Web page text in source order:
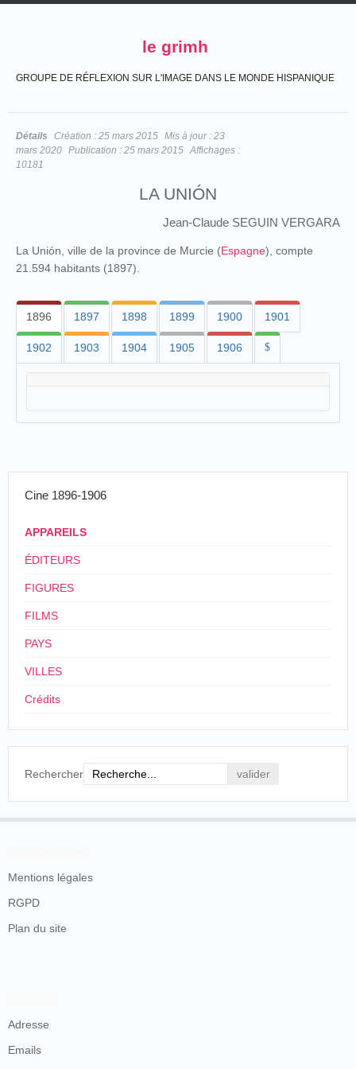
le grimh
GROUPE DE RÉFLEXION SUR L'IMAGE DANS LE MONDE HISPANIQUE
Détails Création : 25 mars 2015 Mis à jour : 23
mars 2020 Publication : 25 mars 2015 Affichages :
10181
LA UNIÓN
Jean-Claude SEGUIN VERGARA
La Unión, ville de la province de Murcie (Espagne), compte
21.594 habitants (1897).
1896 1897 1898 1899 1900 1901
1902 1903 1904 1905 1906 $
Cine 1896-1906
APPAREILS
ÉDITEURS
FIGURES
FILMS
PAYS
VILLES
Crédits
Rechercher
Mentions légales
RGPD
Plan du site
Adresse
Emails